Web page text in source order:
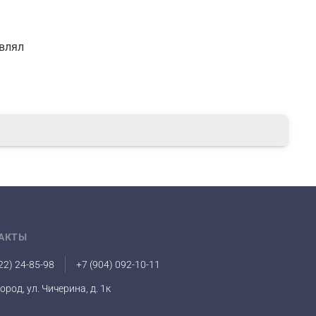
24-85-98 +7 (904) 092-10-11
ул. Чичерина, д. 1к